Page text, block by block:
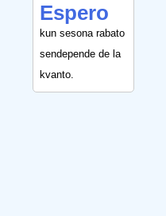
Espero
kun sesona rabato
sendepende de la
kvanto.